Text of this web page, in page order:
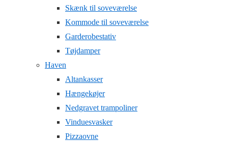
Skænk til soveværelse
Kommode til soveværelse
Garderobestativ
Tøjdamper
Haven
Altankasser
Hængekøjer
Nedgravet trampoliner
Vinduesvasker
Pizzaovne